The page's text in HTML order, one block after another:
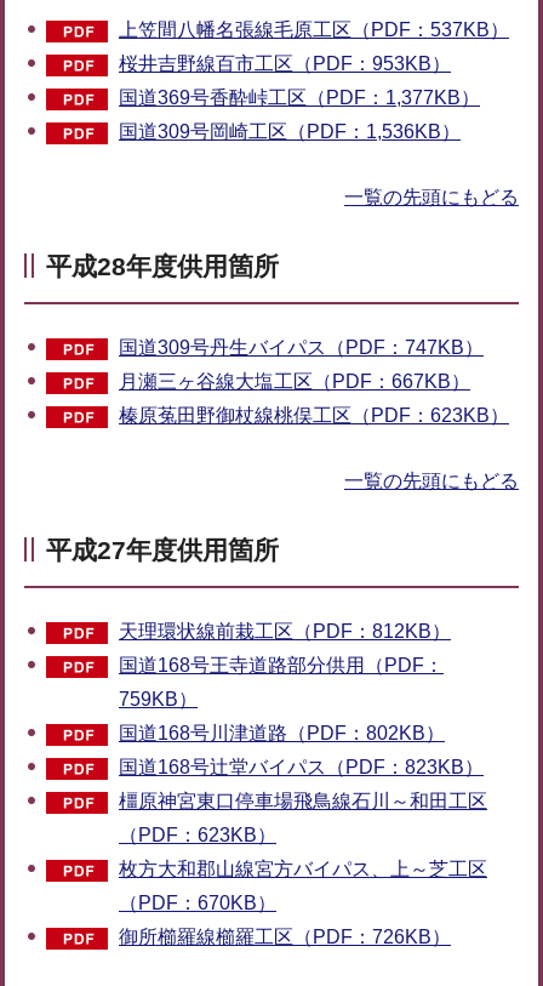
上笠間八幡名張線毛原工区（PDF：537KB）
桜井吉野線百市工区（PDF：953KB）
国道369号香酔峠工区（PDF：1,377KB）
国道309号岡崎工区（PDF：1,536KB）
一覧の先頭にもどる
平成28年度供用箇所
国道309号丹生バイパス（PDF：747KB）
月瀬三ヶ谷線大塩工区（PDF：667KB）
榛原菟田野御杖線桃俣工区（PDF：623KB）
一覧の先頭にもどる
平成27年度供用箇所
天理環状線前栽工区（PDF：812KB）
国道168号王寺道路部分供用（PDF：
759KB）
国道168号川津道路（PDF：802KB）
国道168号辻堂バイパス（PDF：823KB）
橿原神宮東口停車場飛鳥線石川～和田工区
（PDF：623KB）
枚方大和郡山線宮方バイパス、上～芝工区
（PDF：670KB）
御所櫛羅線櫛羅工区（PDF：726KB）